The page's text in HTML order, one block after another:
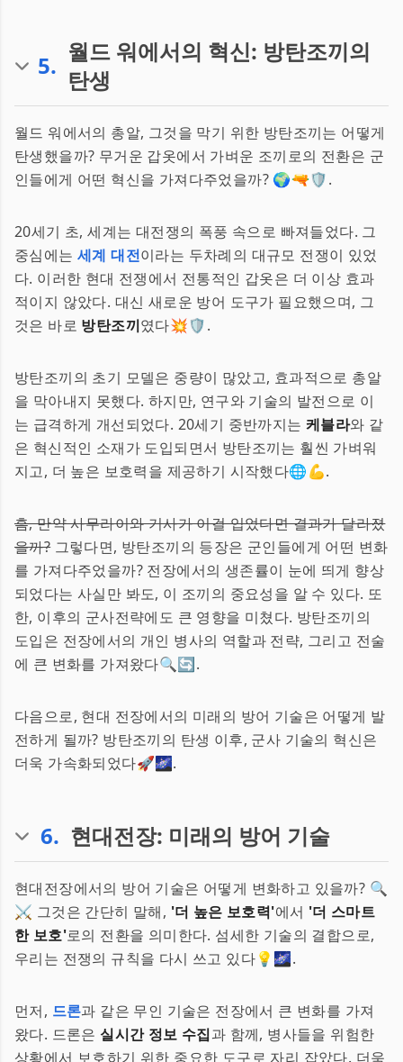
5. 월드 워에서의 혁신: 방탄조끼의
탄생
월드 워에서의 총알, 그것을 막기 위한 방탄조끼는 어떻게
탄생했을까? 무거운 갑옷에서 가벼운 조끼로의 전환은 군
인들에게 어떤 혁신을 가져다주었을까? 🌍🔫🛡️.
20세기 초, 세계는 대전쟁의 폭풍 속으로 빠져들었다. 그
중심에는 세계 대전이라는 두차례의 대규모 전쟁이 있었
다. 이러한 현대 전쟁에서 전통적인 갑옷은 더 이상 효과
적이지 않았다. 대신 새로운 방어 도구가 필요했으며, 그
것은 바로 방탄조끼였다💥🛡️.
방탄조끼의 초기 모델은 중량이 많았고, 효과적으로 총알
을 막아내지 못했다. 하지만, 연구와 기술의 발전으로 이
는 급격하게 개선되었다. 20세기 중반까지는 케블라와 같
은 혁신적인 소재가 도입되면서 방탄조끼는 훨씬 가벼워
지고, 더 높은 보호력을 제공하기 시작했다🌐💪.
흠, 만약 사무라이와 기사가 이걸 입었다면 결과가 달라졌
을까?그렇다면, 방탄조끼의 등장은 군인들에게 어떤 변화
를 가져다주었을까? 전장에서의 생존률이 눈에 띄게 향상
되었다는 사실만 봐도, 이 조끼의 중요성을 알 수 있다. 또
한, 이후의 군사전략에도 큰 영향을 미쳤다. 방탄조끼의
도입은 전장에서의 개인 병사의 역할과 전략, 그리고 전술
에 큰 변화를 가져왔다🔍🔄.
다음으로, 현대 전장에서의 미래의 방어 기술은 어떻게 발
전하게 될까? 방탄조끼의 탄생 이후, 군사 기술의 혁신은
더욱 가속화되었다🚀🌌.
6. 현대전장: 미래의 방어 기술
현대전장에서의 방어 기술은 어떻게 변화하고 있을까? 🔍
⚔️ 그것은 간단히 말해, '더 높은 보호력'에서 '더 스마트
한 보호'로의 전환을 의미한다. 섬세한 기술의 결합으로,
우리는 전쟁의 규칙을 다시 쓰고 있다💡🌌.
먼저, 드론과 같은 무인 기술은 전장에서 큰 변화를 가져
왔다. 드론은 실시간 정보 수집과 함께, 병사들을 위험한
상황에서 보호하기 위한 중요한 도구로 자리 잡았다. 더욱